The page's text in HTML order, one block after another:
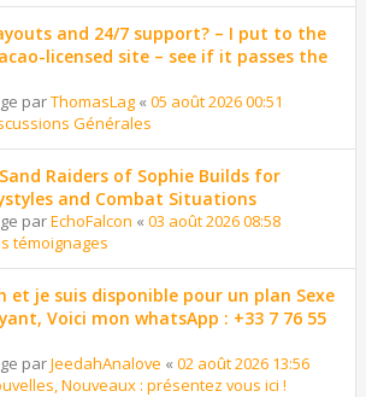
and 24/7 support? – I put to the
licensed site – see if it passes the
parThomasLag « 05 août 2026 00:51
Générales
Sand Raiders of Sophie Builds for
and Combat Situations
parEchoFalcon « 03 août 2026 08:58
témoignages
et je suis disponible pour un plan Sexe
Voici mon whatsApp : +33 7 76 55
parJeedahAnalove « 02 août 2026 13:56
Nouveaux : présentez vous ici !